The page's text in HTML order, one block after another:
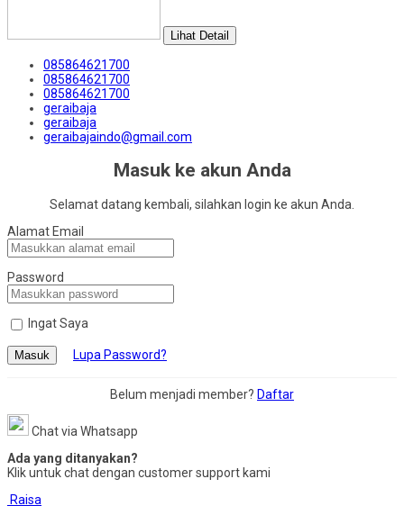
Lihat Detail
085864621700
085864621700
085864621700
geraibaja
geraibaja
geraibajaindo@gmail.com
Masuk ke akun Anda
Selamat datang kembali, silahkan login ke akun Anda.
Alamat Email
Password
Ingat Saya
Masuk Lupa Password?
Belum menjadi member? Daftar
Chat via Whatsapp
Ada yang ditanyakan?
Klik untuk chat dengan customer support kami
Raisa